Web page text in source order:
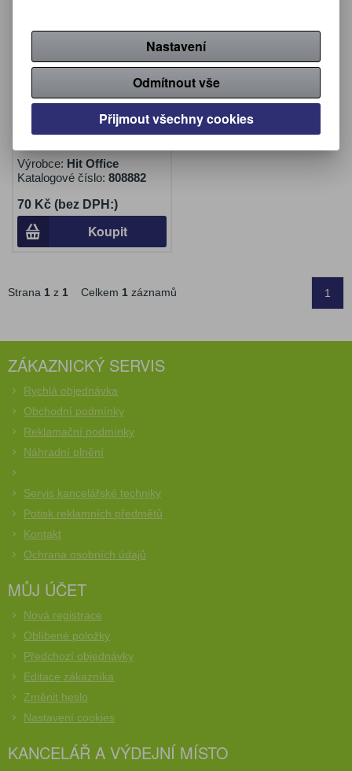
Víčko papírové na kelímky
Coffee - na 200 / 300 ml /
Výrobce: Hit Office
Katalogové číslo: 808882
70 Kč (bez DPH:)
Koupit
Strana 1 z 1 Celkem 1 záznamů 1
ZÁKAZNICKÝ SERVIS
Rychlá objednávka
Obchodní podmínky
Reklamační podmínky
Náhradní plnění
Servis kancelářské techniky
Potisk reklamních předmětů
Kontakt
Ochrana osobních údajů
MŮJ ÚČET
Nová registrace
Oblíbené položky
Předchozí objednávky
Editace zákazníka
Změnit heslo
Nastavení cookies
KANCELÁŘ A VÝDEJNÍ MÍSTO
Nastavení
Odmítnout vše
Přijmout všechny cookies